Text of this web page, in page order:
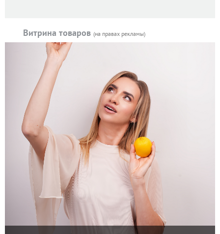
Витрина товаров (на правах рекламы)